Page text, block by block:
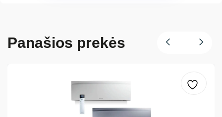
Panašios prekės